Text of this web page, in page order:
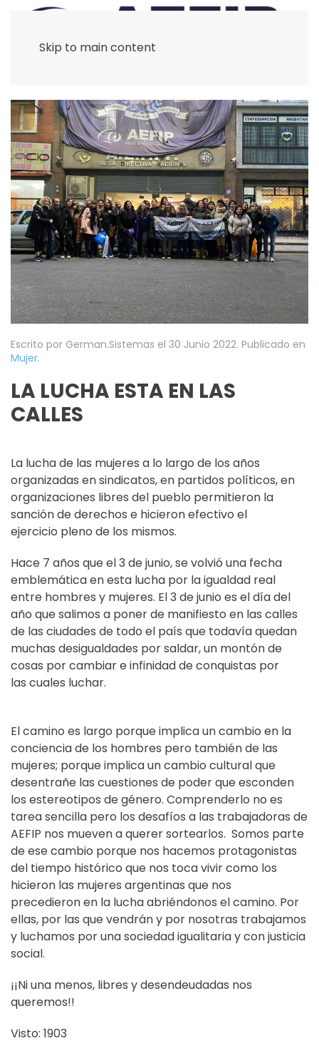
Skip to main content
Escrito por German.Sistemas el 30 Junio 2022. Publicado en
Mujer.
LA LUCHA ESTA EN LAS
CALLES
La lucha de las mujeres a lo largo de los años
organizadas en sindicatos, en partidos políticos, en
organizaciones libres del pueblo permitieron la
sanción de derechos e hicieron efectivo el
ejercicio pleno de los mismos.
Hace 7 años que el 3 de junio, se volvió una fecha
emblemática en esta lucha por la igualdad real
entre hombres y mujeres. El 3 de junio es el día del
año que salimos a poner de manifiesto en las calles
de las ciudades de todo el país que todavía quedan
muchas desigualdades por saldar, un montón de
cosas por cambiar e infinidad de conquistas por
las cuales luchar.
El camino es largo porque implica un cambio en la
conciencia de los hombres pero también de las
mujeres; porque implica un cambio cultural que
desentrañe las cuestiones de poder que esconden
los estereotipos de género. Comprenderlo no es
tarea sencilla pero los desafíos a las trabajadoras de
AEFIP nos mueven a querer sortearlos. Somos parte
de ese cambio porque nos hacemos protagonistas
del tiempo histórico que nos toca vivir como los
hicieron las mujeres argentinas que nos
precedieron en la lucha abriéndonos el camino. Por
ellas, por las que vendrán y por nosotras trabajamos
y luchamos por una sociedad igualitaria y con justicia
social.
¡¡Ni una menos, libres y desendeudadas nos
queremos!!
Visto: 1903